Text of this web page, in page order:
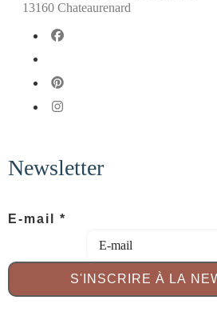
13160 Chateaurenard
Newsletter
E-mail *
a
n
S'INSCRIRE À LA